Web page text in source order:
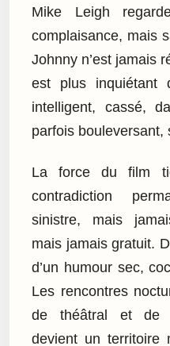
Mike Leigh
complaisance, mais
Johnny n’est jamais
est plus inquiétant
intelligent, cassé,
parfois bouleversant,
La force du film
contradiction
sinistre, mais
mais jamais gratuit.
d’un humour sec,
Les rencontres
de théâtral et de
devient un territoire